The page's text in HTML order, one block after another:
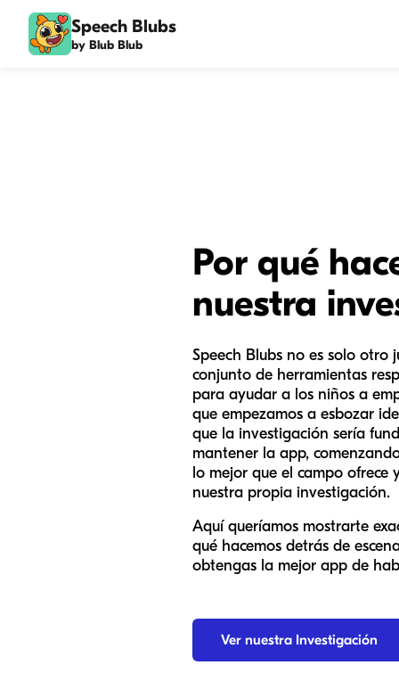
Speech Blubs
by Blub Blub
Por qué
nuestra
Speech Blubs no es solo otro
conjunto de herramientas
para ayudar a los niños a
que empezamos a esbozar
que la investigación sería
mantener la app,
lo mejor que el campo
nuestra propia investigación.
Aquí queríamos mostrarte
qué hacemos detrás de
obtengas la mejor app de
Ver nuestra Investigación